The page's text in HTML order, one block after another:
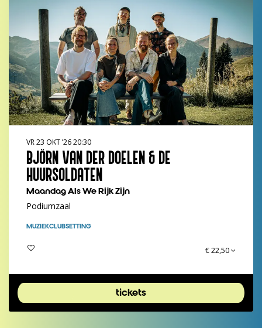
BJÖRN VAN DER DOELEN & DE
HUURSOLDATEN
Maandag Als We Rijk Zijn
VR 23 OKT ’2620:30
Podiumzaal
MUZIEKCLUBSETTING
€ 22,50
tickets